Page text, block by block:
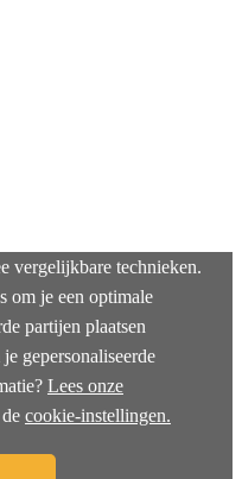
vergelijkbare technieken.
om je een optimale
partijen plaatsen
gepersonaliseerde
Lees onze
cookie-instellingen.